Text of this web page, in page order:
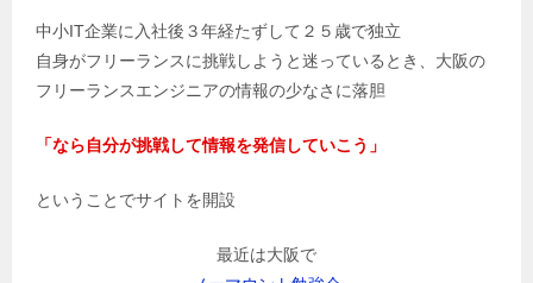
中小IT企業に入社後３年経たずして２５歳で独立
自身がフリーランスに挑戦しようと迷っているとき、大阪の
フリーランスエンジニアの情報の少なさに落胆
「なら自分が挑戦して情報を発信していこう」
ということでサイトを開設
最近は大阪で